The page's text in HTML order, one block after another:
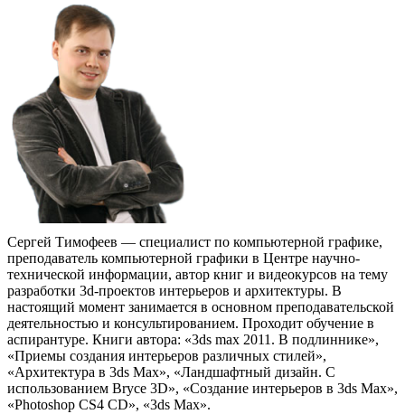
Сергей Тимофеев — специалист по компьютерной графике,
преподаватель компьютерной графики в Центре научно-
технической информации, автор книг и видеокурсов на тему
разработки 3d-проектов интерьеров и архитектуры. В
настоящий момент занимается в основном преподавательской
деятельностью и консультированием. Проходит обучение в
аспирантуре. Книги автора: «3ds max 2011. В подлиннике»,
«Приемы создания интерьеров различных стилей»,
«Архитектура в 3ds Max», «Ландшафтный дизайн. С
использованием Bryce 3D», «Создание интерьеров в 3ds Max»,
«Photoshop CS4 CD», «3ds Max».